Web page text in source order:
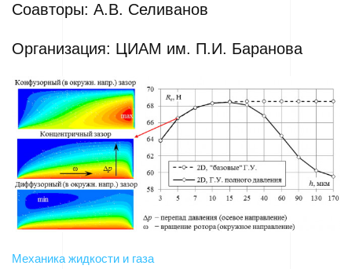
Соавторы: А.В. Селиванов
Организация: ЦИАМ им. П.И. Баранова
Механика жидкости и газа